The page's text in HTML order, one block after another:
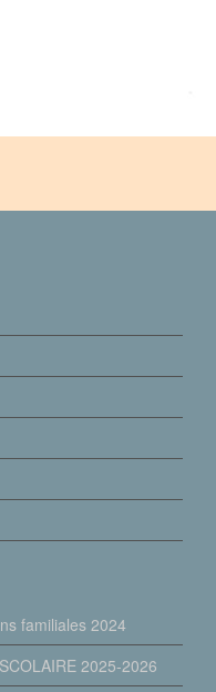
familiales 2024
2025-2026